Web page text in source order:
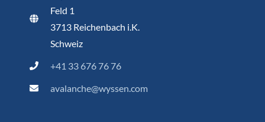
Feld 1
3713 Reichenbach i.K.
Schweiz
+41 33 676 76 76
avalanche@wyssen.com